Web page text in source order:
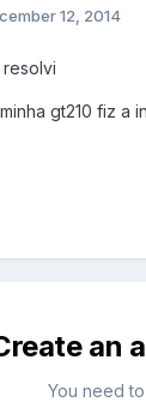
12, 2014
gt210 fiz a
an
You need